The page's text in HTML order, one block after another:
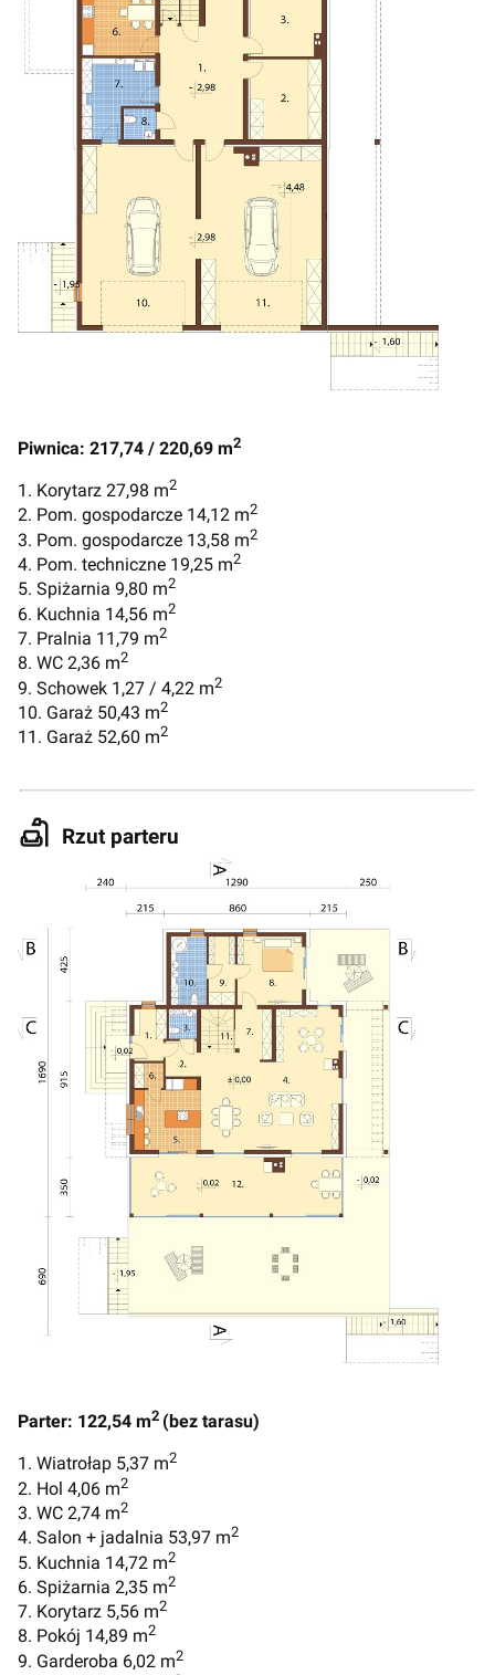
Piwnica: 217,74 / 220,69 m2
1. Korytarz 27,98 m2
2. Pom. gospodarcze 14,12 m2
3. Pom. gospodarcze 13,58 m2
4. Pom. techniczne 19,25 m2
5. Spiżarnia 9,80 m2
6. Kuchnia 14,56 m2
7. Pralnia 11,79 m2
8. WC 2,36 m2
9. Schowek 1,27 / 4,22 m2
10. Garaż 50,43 m2
11. Garaż 52,60 m2
Rzut parteru
Parter: 122,54 m2 (bez tarasu)
1. Wiatrołap 5,37 m2
2. Hol 4,06 m2
3. WC 2,74 m2
4. Salon + jadalnia 53,97 m2
5. Kuchnia 14,72 m2
6. Spiżarnia 2,35 m2
7. Korytarz 5,56 m2
8. Pokój 14,89 m2
9. Garderoba 6,02 m2